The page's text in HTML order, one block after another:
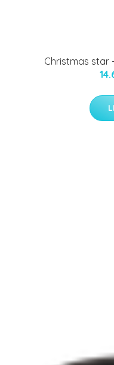
Christmas star